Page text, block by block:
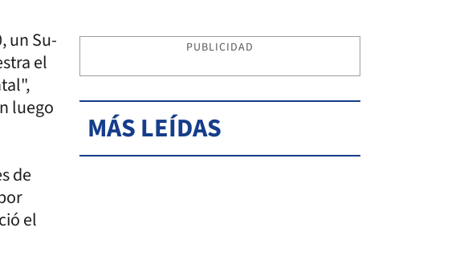
un Su-
el
luego
de
el
PUBLICIDAD
MÁS LEÍDAS